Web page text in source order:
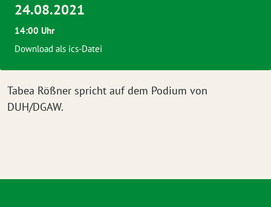
Tabea Rößner spricht auf dem Podium von
DUH/DGAW.
24.08.2021
14:00 Uhr
Download als ics-Datei